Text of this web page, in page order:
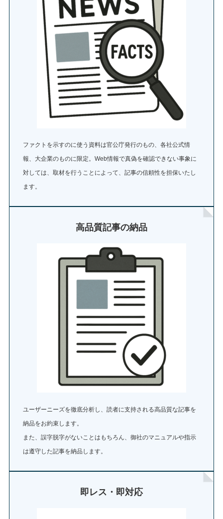
ファクトを示すのに使う資料は官公庁発行のもの、各社公式情
報、大企業のものに限定。Web情報で真偽を確認できない事象に
対しては、取材を行うことによって、記事の信頼性を担保いたし
ます。
高品質記事の納品
ユーザーニーズを徹底分析し、読者に支持される高品質な記事を
納品をお約束します。
また、誤字脱字がないことはもちろん、御社のマニュアルや指示
は遵守した記事を納品します。
即レス・即対応